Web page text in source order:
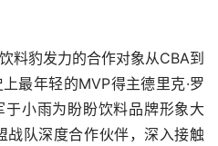
料豹发力的合作对象从CBA到
最年轻的MVP得主德里克·罗
小雨为盼盼饮料品牌形象大
战队深度合作伙伴，深入接触